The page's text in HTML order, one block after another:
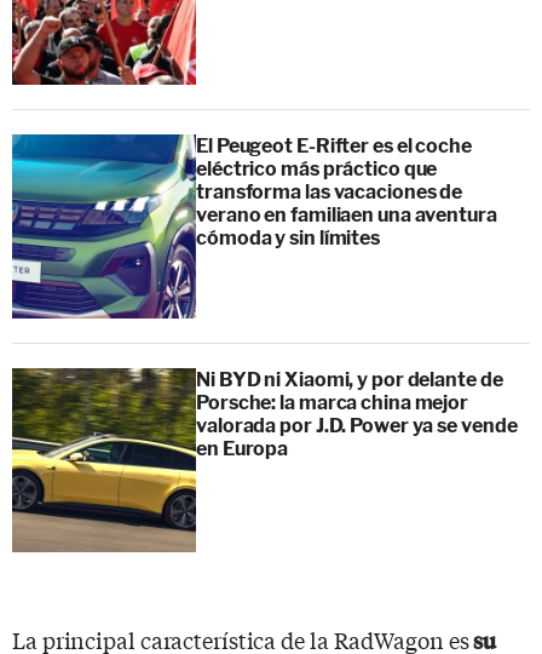
El Peugeot E-Rifter es el coche
eléctrico más práctico que
transforma las vacaciones de
verano en familiaen una aventura
cómoda y sin límites
Ni BYD ni Xiaomi, y por delante de
Porsche: la marca china mejor
valorada por J.D. Power ya se vende
en Europa
La principal característica de la RadWagon essu